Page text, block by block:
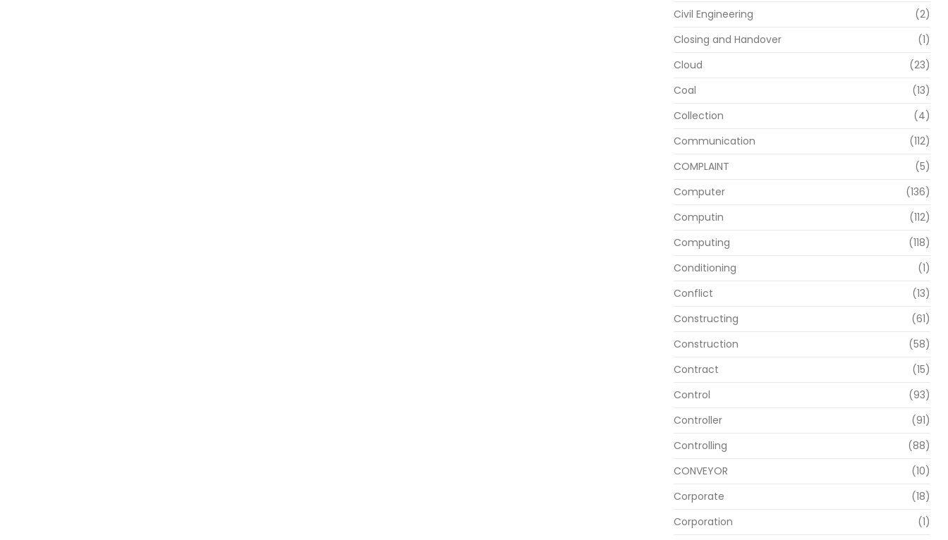
Civil Engineering
(2)
Closing and Handover
(1)
Cloud
(23)
Coal
(13)
Collection
(4)
Communication
(112)
COMPLAINT
(5)
Computer
(136)
Computin
(112)
Computing
(118)
Conditioning
(1)
Conflict
(13)
Constructing
(61)
Construction
(58)
Contract
(15)
Control
(93)
Controller
(91)
Controlling
(88)
CONVEYOR
(10)
Corporate
(18)
Corporation
(1)